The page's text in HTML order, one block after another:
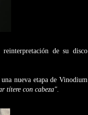
de su disco
nueva etapa de Vinodium
títere con cabeza".